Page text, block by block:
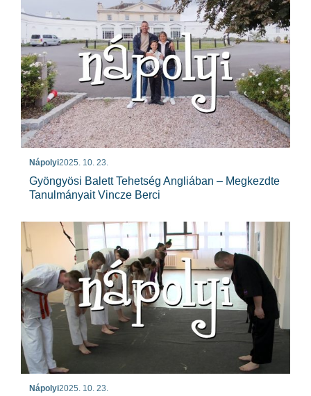
Nápolyi2025. 10. 23.
Gyöngyösi Balett Tehetség Angliában – Megkezdte
Tanulmányait Vincze Berci
Nápolyi2025. 10. 23.